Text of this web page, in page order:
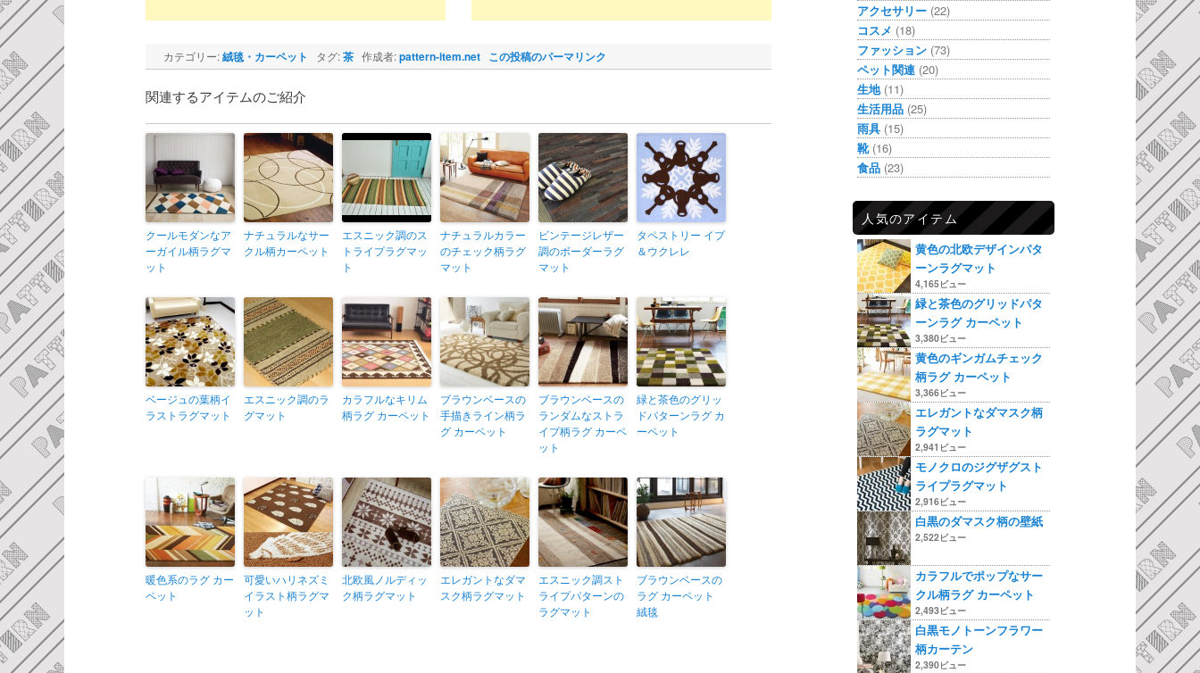
カテゴリー:絨毯・カーペット タグ:茶 作成者:pattern-item.net この投稿のパーマリンク
関連するアイテムのご紹介
クールモダンなア
ーガイル柄ラグマ
ット
ナチュラルなサー
クル柄カーペット
エスニック調のス
トライプラグマッ
ト
ナチュラルカラー
のチェック柄ラグ
マット
ビンテージレザー
調のボーダーラグ
マット
タペストリー イプ
＆ウクレレ
ベージュの葉柄イ
ラストラグマット
エスニック調のラ
グマット
カラフルなキリム
柄ラグ カーペット
ブラウンベースの
手描きライン柄ラ
グ カーペット
ブラウンベースの
ランダムなストラ
イプ柄ラグ カーペ
ット
緑と茶色のグリッ
ドパターンラグ カ
ーペット
暖色系のラグ カー
ペット
可愛いハリネズミ
イラスト柄ラグマ
ット
北欧風ノルディッ
ク柄ラグマット
エレガントなダマ
スク柄ラグマット
エスニック調スト
ライプパターンの
ラグマット
ブラウンベースの
ラグ カーペット
絨毯
アクセサリー (22)
コスメ (18)
ファッション (73)
ペット関連 (20)
生地(11)
生活用品 (25)
雨具 (15)
靴(16)
食品 (23)
人気のアイテム
黄色の北欧デザインパタ
ーンラグマット
4,165ビュー
緑と茶色のグリッドパタ
ーンラグ カーペット
3,380ビュー
黄色のギンガムチェック
柄ラグ カーペット
3,366ビュー
エレガントなダマスク柄
ラグマット
2,941ビュー
モノクロのジグザグスト
ライプラグマット
2,916ビュー
白黒のダマスク柄の壁紙
2,522ビュー
カラフルでポップなサー
クル柄ラグ カーペット
2,493ビュー
白黒モノトーンフラワー
柄カーテン
2,390ビュー